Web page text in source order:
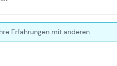
Erfahrungen mit anderen.